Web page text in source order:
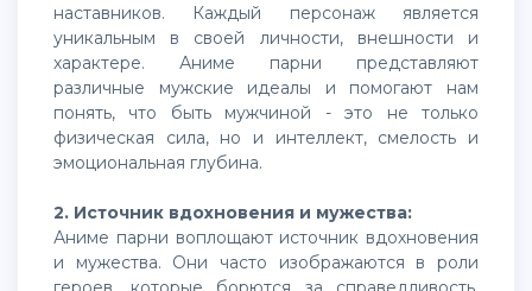
наставников. Каждый персонаж является
уникальным в своей личности, внешности и
характере. Аниме парни представляют
различные мужские идеалы и помогают нам
понять, что быть мужчиной - это не только
физическая сила, но и интеллект, смелость и
эмоциональная глубина.
2. Источник вдохновения и мужества:
Аниме парни воплощают источник вдохновения
и мужества. Они часто изображаются в роли